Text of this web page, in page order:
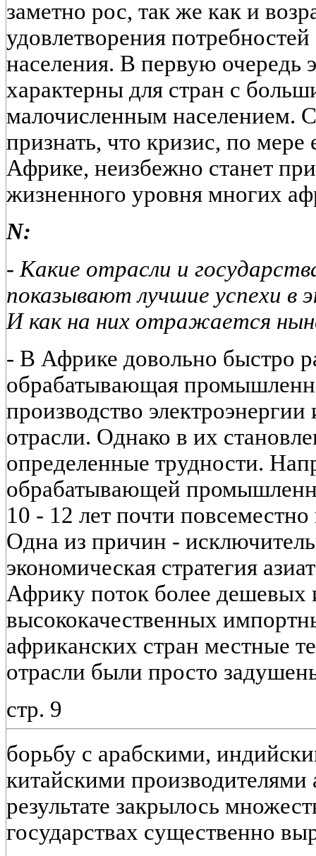
заметно рос, так же как и
удовлетворения
населения. В первую очередь
характерны для стран с
малочисленным населением.
признать, что кризис, по мере
Африке, неизбежно станет
жизненного уровня многих
N:
- Какие отрасли и
показывают лучшие успехи в
И как на них отражается
- В Африке довольно быстро
обрабатывающая
производство
отрасли. Однако в их
определенные трудности.
обрабатывающей
10 - 12 лет почти
Одна из причин -
экономическая стратегия
Африку поток более дешевых
высококачественных
африканских стран местные
отрасли были просто
стр. 9
борьбу с арабскими,
китайскими
результате закрылось
государствах существенно